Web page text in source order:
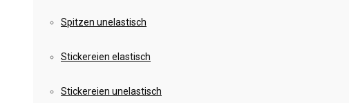
Spitzen unelastisch
Stickereien elastisch
Stickereien unelastisch